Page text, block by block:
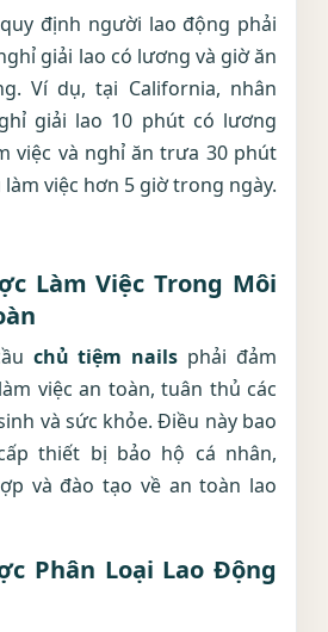
định người lao động phải
giải lao có lương và giờ ăn
Ví dụ, tại California, nhân
giải lao 10 phút có lương
việc và nghỉ ăn trưa 30 phút
việc hơn 5 giờ trong ngày.
Làm Việc Trong Môi
chủ tiệm nails phải đảm
việc an toàn, tuân thủ các
và sức khỏe. Điều này bao
thiết bị bảo hộ cá nhân,
và đào tạo về an toàn lao
Phân Loại Lao Động